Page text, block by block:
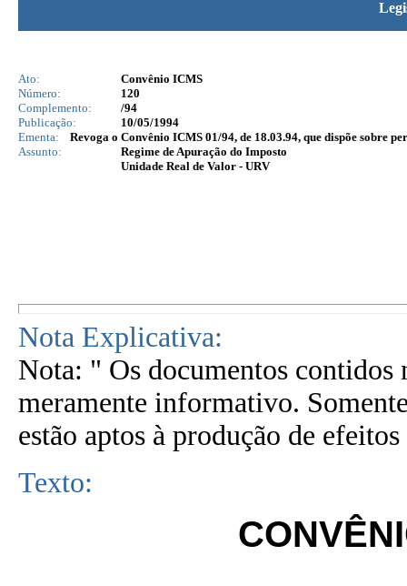
Ato:
Convênio ICMS
Número:
120
Complemento:
/94
Publicação:
10/05/1994
Ementa:
Revoga o Convênio ICMS 01/94, de 18.03.94, que dispõe sobre
Assunto:
Regime de Apuração do Imposto
Unidade Real de Valor - URV
Nota Explicativa:
Nota: " Os documentos contidos
meramente informativo.
estão aptos à produção de
Texto: